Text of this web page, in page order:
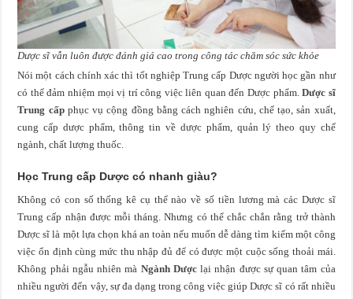
Dược sĩ vẫn luôn được đánh giá cao trong công tác chăm sóc sức khỏe
Nói một cách chính xác thì tốt nghiệp Trung cấp Dược người học gần như
có thể đảm nhiệm mọi vị trí công việc liên quan đến Dược phẩm.Dược sĩ
Trung cấpphục vụ cộng đồng bằng cách nghiên cứu, chế tạo, sản xuất,
cung cấp dược phẩm, thông tin về dược phẩm, quản lý theo quy chế
ngành, chất lượng thuốc.
Học Trung cấp Dược có nhanh giàu?
Không có con số thống kê cụ thể nào về số tiền lương mà các Dược sĩ
Trung cấp nhận được mỗi tháng. Nhưng có thể chắc chắn rằng trở thành
Dược sĩ là một lựa chọn khá an toàn nếu muốn dễ dàng tìm kiếm một công
việc ổn định cùng mức thu nhập đủ để có được một cuộc sống thoải mái.
Không phải ngẫu nhiên mà Ngành Dượclại nhận được sự quan tâm của
nhiều người đến vậy, sự đa dạng trong công việc giúp Dược sĩ có rất nhiều